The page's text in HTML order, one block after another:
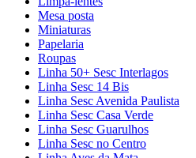
Mesa posta
Miniaturas
Papelaria
Roupas
Linha 50+ Sesc Interlagos
Linha Sesc 14 Bis
Linha Sesc Avenida Paulista
Linha Sesc Casa Verde
Linha Sesc Guarulhos
Linha Sesc no Centro